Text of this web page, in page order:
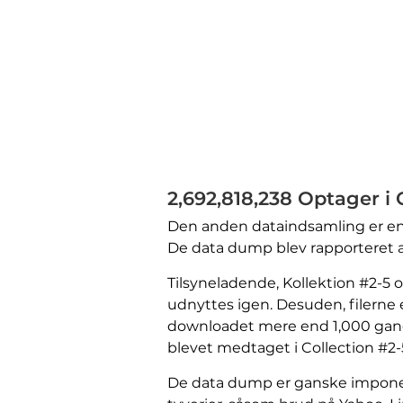
2,692,818,238 Optager i
Den anden dataindsamling er
De data dump blev rapporteret
Tilsyneladende, Kollektion #2-
udnyttes igen. Desuden, filerne
downloadet mere end 1,000
blevet medtaget i Collection
De data dump er ganske